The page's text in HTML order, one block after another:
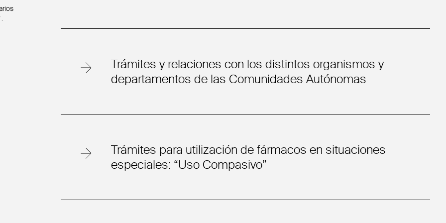
Trámites y relaciones con los distintos organismos y
departamentos de las Comunidades Autónomas
Trámites para utilización de fármacos en situaciones
especiales: “Uso Compasivo”